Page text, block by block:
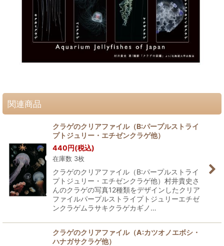
関連商品
クラゲのクリアファイル（B:パープルストライ
プトジュリー・エチゼンクラゲ他）
440円(税込)
在庫数 3枚
クラゲのクリアファイル（B:パープルストライ
プトジュリー・エチゼンクラゲ他）村井貴史さ
んのクラゲの写真12種類をデザインしたクリア
ファイルパープルストライプトジュリーエチゼ
ンクラゲムラサキクラゲカギノ…
クラゲのクリアファイル（A:カツオノエボシ・
ハナガサクラゲ他）